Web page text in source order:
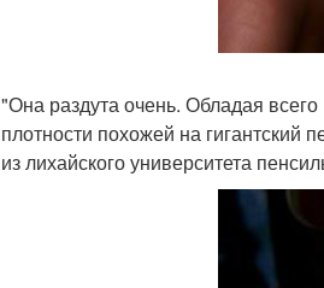
"Она раздута очень. Обладая
плотности похожей на
из лихайского университета